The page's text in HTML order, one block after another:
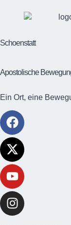
Schoenstatt
Apostolische
Ein Ort, eine